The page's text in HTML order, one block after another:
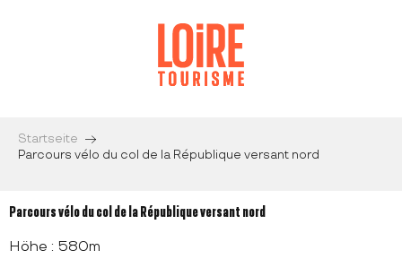
Startseite
Parcours vélo du col de la République versant nord
Parcours vélo du col de la République versant nord
Höhe : 580m